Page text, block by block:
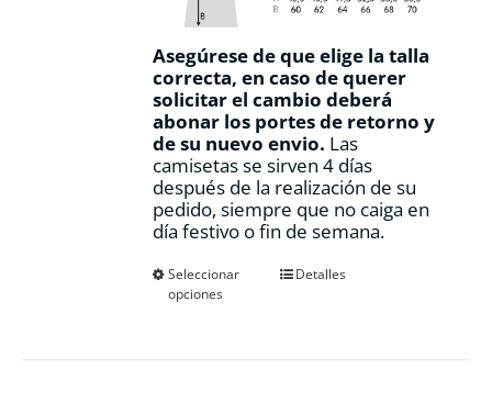
Asegúrese de que elige la talla
correcta, en caso de querer
solicitar el cambio deberá
abonar los portes de retorno y
de su nuevo envio. Las
camisetas se sirven 4 días
después de la realización de su
pedido, siempre que no caiga en
día festivo o fin de semana.
Seleccionar
opciones
EsteDetalles